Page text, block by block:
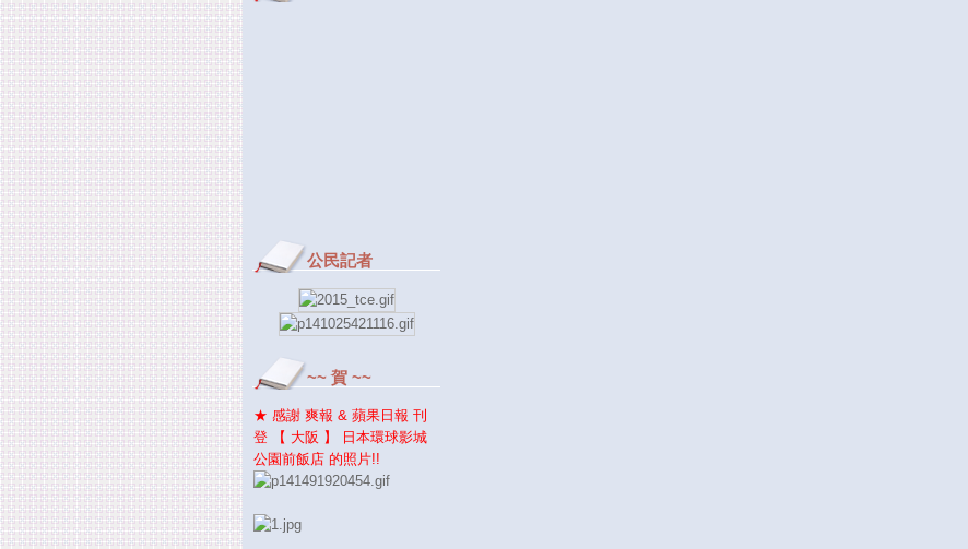
公民記者
~~ 賀 ~~
★ 感謝 爽報 & 蘋果日報 刊
登 【 大阪 】 日本環球影城
公園前飯店 的照片!!